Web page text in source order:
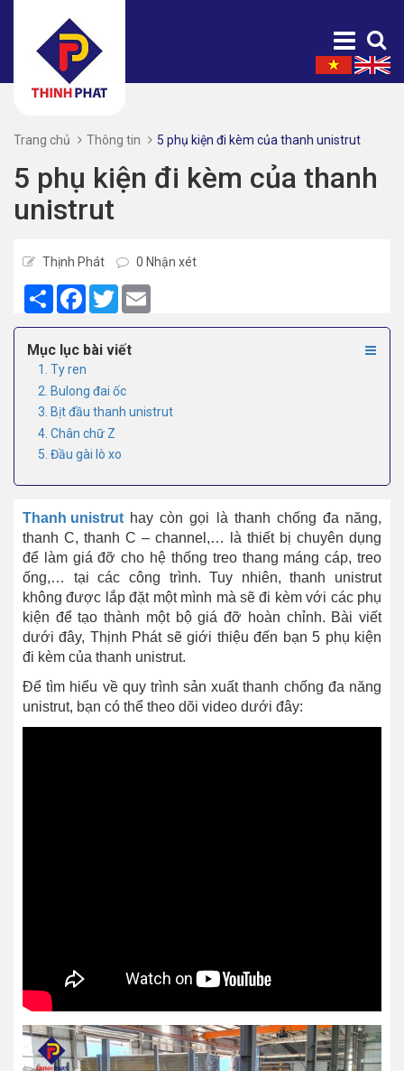
Trang chủ Thông tin 5 phụ kiện đi kèm của thanh unistrut
5 phụ kiện đi kèm của thanh
unistrut
Thịnh Phát 0 Nhận xét
Share Facebook
Twitter
Mục lục bài viết
1. Ty ren
2. Bulong đai ốc
3. Bịt đầu thanh unistrut
4. Chân chữ Z
5. Đầu gài lò xo
Thanh unistrut hay còn gọi là thanh chống đa năng,
thanh C, thanh C – channel,… là thiết bị chuyên dụng
để làm giá đỡ cho hệ thống treo thang máng cáp, treo
ống,… tại các công trình. Tuy nhiên, thanh unistrut
không được lắp đặt một mình mà sẽ đi kèm với các phụ
kiện để tạo thành một bộ giá đỡ hoàn chỉnh. Bài viết
dưới đây, Thịnh Phát sẽ giới thiệu đến bạn 5 phụ kiện
đi kèm của thanh unistrut.
Để tìm hiểu về quy trình sản xuất thanh chống đa năng
unistrut, bạn có thể theo dõi video dưới đây: